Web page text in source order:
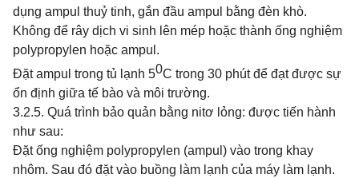
dụng ampul thuỷ tinh, gắn đầu ampul bằng đèn khò.
Không để rây dịch vi sinh lên mép hoặc thành ống nghiệm
polypropylen hoặc ampul.
Đặt ampul trong tủ lạnh 50C trong 30 phút để đạt được sự
ổn định giữa tế bào và môi trường.
3.2.5. Quá trình bảo quản bằng nitơ lỏng: được tiến hành
như sau:
Đặt ống nghiệm polypropylen (ampul) vào trong khay
nhôm. Sau đó đặt vào buồng làm lạnh của máy làm lạnh.